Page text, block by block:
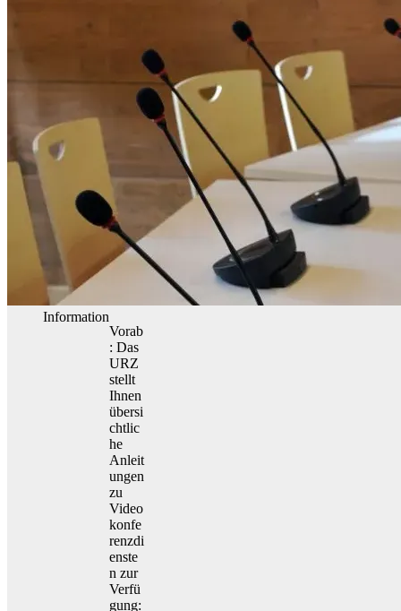
Information
Vorab
: Das
URZ
stellt
Ihnen
übersi
chtlic
he
Anleit
ungen
zu
Video
konfe
renzdi
enste
n zur
Verfü
gung: